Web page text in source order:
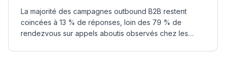
La majorité des campagnes outbound B2B restent
coincées à 13 % de réponses, loin des 79 % de
rendezvous sur appels aboutis observés chez les